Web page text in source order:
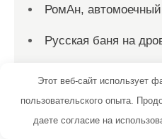
РомАн, автомоечный
Русская баня на
Русские бани
Этот веб-сайт использует
пользовательского опыта.
даете согласие на